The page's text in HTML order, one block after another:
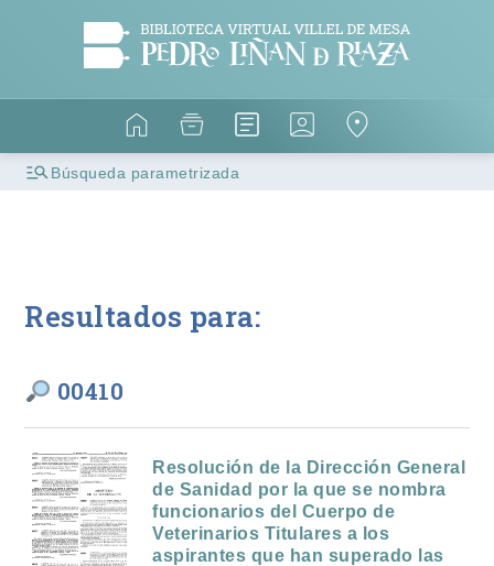
Búsqueda parametrizada
Resultados para:
00410
Resolución de la Dirección General
de Sanidad por la que se nombra
funcionarios del Cuerpo de
Veterinarios Titulares a los
aspirantes que han superado las